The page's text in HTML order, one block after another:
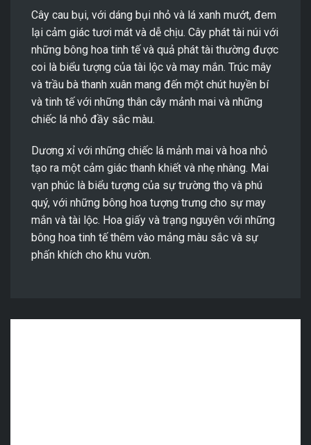
Cây cau bụi, với dáng bụi nhỏ và lá xanh mướt, đem
lại cảm giác tươi mát và dễ chịu. Cây phát tài núi với
những bông hoa tinh tế và quả phát tài thường được
coi là biểu tượng của tài lộc và may mắn. Trúc mây
và trầu bà thanh xuân mang đến một chút huyền bí
và tinh tế với những thân cây mảnh mai và những
chiếc lá nhỏ đầy sắc màu.
Dương xỉ với những chiếc lá mảnh mai và hoa nhỏ
tạo ra một cảm giác thanh khiết và nhẹ nhàng. Mai
vạn phúc là biểu tượng của sự trường thọ và phú
quý, với những bông hoa tượng trưng cho sự may
mắn và tài lộc. Hoa giấy và trạng nguyên với những
bông hoa tinh tế thêm vào mảng màu sắc và sự
phấn khích cho khu vườn.